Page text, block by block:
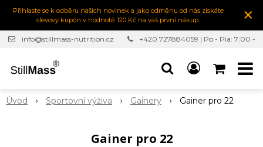
Přihlaste se k odběru našich novinek a jako odměnu od nás získáte
slevový kupón v hodnotě 120 Kč na váš první nákup.
×
info@stillmass-nutrition.cz
+420 727884059 | Po - Pia: 7:00 -
Úvod Sportovní výživa Gainery Gainer pro 22
Gainer pro 22